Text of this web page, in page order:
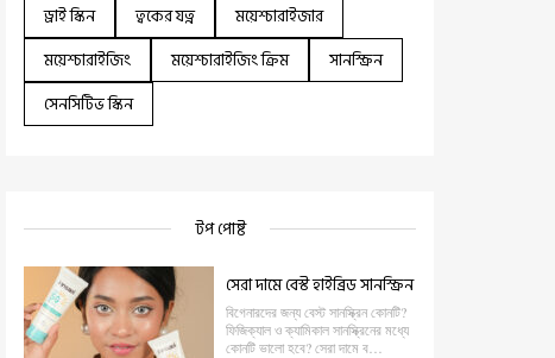
ড্রাই স্কিন
ত্বকের যত্ন
ময়েশ্চারাইজার
ময়েশ্চারাইজিং
ময়েশ্চারাইজিং ক্রিম
সানস্ক্রিন
সেনসিটিভ স্কিন
টপ পোষ্ট
সেরা দামে বেস্ট হাইব্রিড সানস্ক্রিন
বিগেনারদের জন্য বেস্ট সানস্ক্রিন কোনটি?
ফিজিক্যাল ও ক্যামিকাল সানস্ক্রিনের মধ্যে
কোনটি ভালো হবে? সেরা দামে ব…